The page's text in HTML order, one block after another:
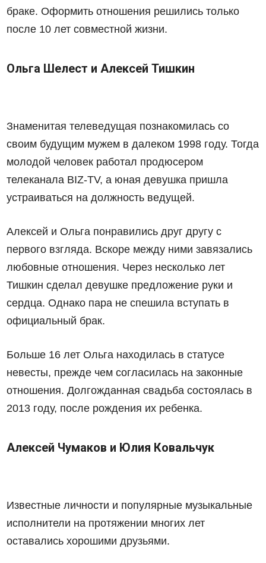
браке. Оформить отношения решились только
после 10 лет совместной жизни.
Ольга Шелест и Алексей Тишкин
Знаменитая телеведущая познакомилась со
своим будущим мужем в далеком 1998 году. Тогда
молодой человек работал продюсером
телеканала BIZ-TV, а юная девушка пришла
устраиваться на должность ведущей.
Алексей и Ольга понравились друг другу с
первого взгляда. Вскоре между ними завязались
любовные отношения. Через несколько лет
Тишкин сделал девушке предложение руки и
сердца. Однако пара не спешила вступать в
официальный брак.
Больше 16 лет Ольга находилась в статусе
невесты, прежде чем согласилась на законные
отношения. Долгожданная свадьба состоялась в
2013 году, после рождения их ребенка.
Алексей Чумаков и Юлия Ковальчук
Известные личности и популярные музыкальные
исполнители на протяжении многих лет
оставались хорошими друзьями.